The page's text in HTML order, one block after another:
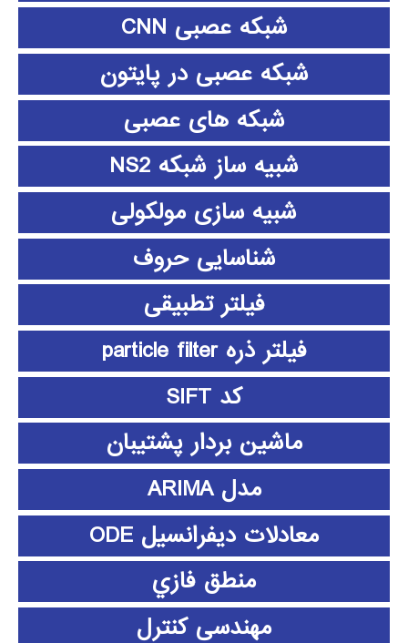
شبکه عصبی CNN
شبکه عصبی در پایتون
شبکه های عصبی
شبیه ساز شبکه NS2
شبیه سازی مولکولی
شناسایی حروف
فیلتر تطبیقی
فیلتر ذره particle filter
کد SIFT
ماشین بردار پشتیبان
مدل ARIMA
معادلات دیفرانسیل ODE
منطق فازي
مهندسی کنترل